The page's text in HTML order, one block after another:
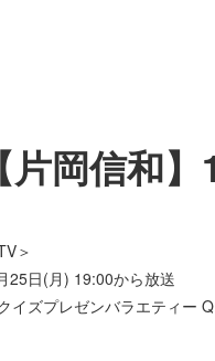
【片岡信和
＞
25日(月) 19:00から放送
イズプレゼンバラエティー